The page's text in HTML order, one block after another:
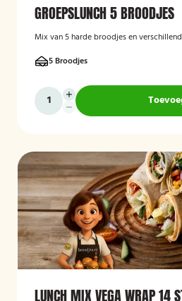
GROEPSLUNCH 5 BROODJES
Mix van 5 harde broodjes en
5 Broodjes
LUNCH MIX VEGA WRAP 14